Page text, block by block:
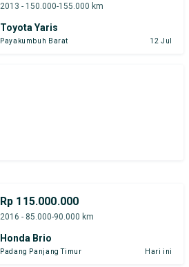
2013 - 150.000-155.000 km
Toyota Yaris
Payakumbuh Barat 12 Jul
Rp 115.000.000
2016 - 85.000-90.000 km
Honda Brio
Padang Panjang Timur Hari ini